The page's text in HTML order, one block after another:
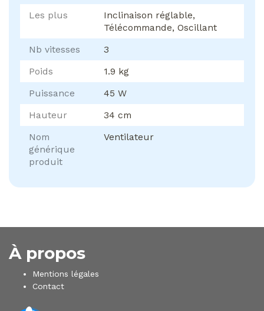
Les plus
Inclinaison réglable,
Télécommande, Oscillant
Nb vitesses
3
Poids
1.9 kg
Puissance
45 W
Hauteur
34 cm
Nom
générique
produit
Ventilateur
À propos
Mentions légales
Contact